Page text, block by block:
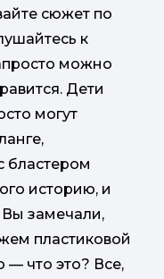
сюжет по
к
можно
Дети
могут
бластером
историю, и
Вы замечали,
пластиковой
— что это? Все,